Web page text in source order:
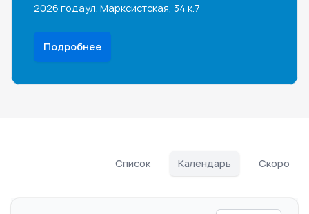
2026 годаул. Марксистская, 34 к.7
Подробнее
Список Календарь Скоро